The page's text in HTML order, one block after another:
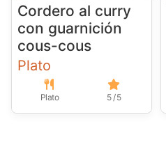
Cordero al curry
con guarnición
cous-cous
Plato
Plato 5 / 5